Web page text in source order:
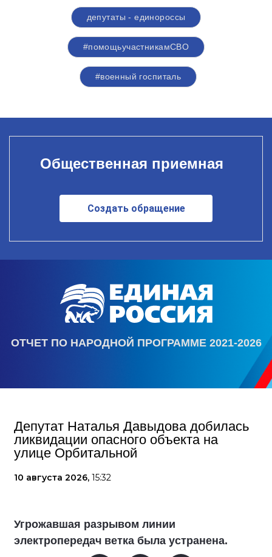
депутаты - единороссы
#помощьучастникамСВО
#военный госпиталь
Общественная приемная
Создать обращение
ОТЧЕТ ПО НАРОДНОЙ ПРОГРАММЕ 2021-2026
Депутат Наталья Давыдова добилась
ликвидации опасного объекта на
улице Орбитальной
10 августа 2026, 15:32
Угрожавшая разрывом линии
электропередач ветка была устранена.